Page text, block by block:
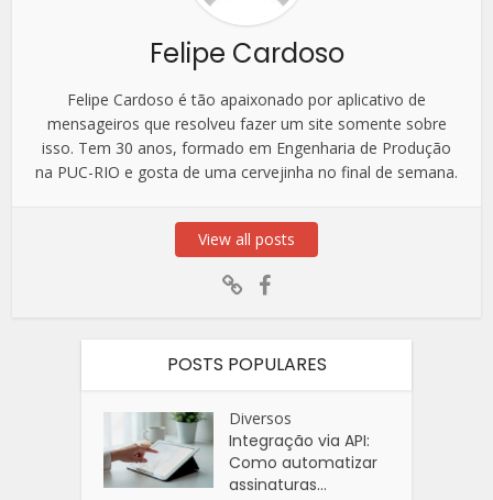
Felipe Cardoso
Felipe Cardoso é tão apaixonado por aplicativo de
mensageiros que resolveu fazer um site somente sobre
isso. Tem 30 anos, formado em Engenharia de Produção
na PUC-RIO e gosta de uma cervejinha no final de semana.
View all posts
POSTS POPULARES
Diversos
Integração via API:
Como automatizar
assinaturas...